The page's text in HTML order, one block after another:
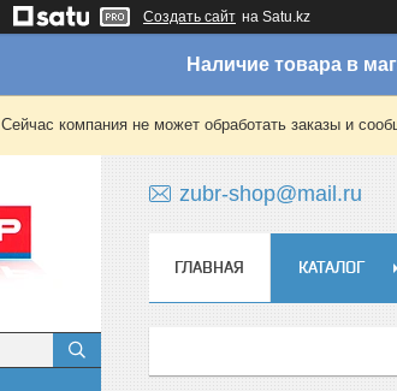
Создать сайт на Satu.kz
Наличие товара в
Сейчас компания не может обработать заказы и
zubr-shop@mail.ru
ГЛАВНАЯ КАТАЛОГ